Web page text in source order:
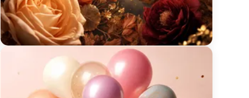
Открытка с днём рождения с листьями и цветами